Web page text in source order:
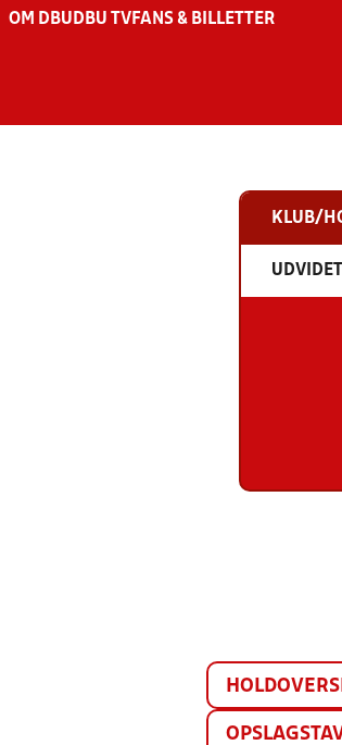
OM DBU DBU TV FANS & BILLETTER
KLUB/